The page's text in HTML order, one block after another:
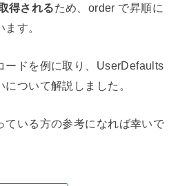
得されるため、order で昇順に
す。
ードを例に取り、UserDefaults
ついて解説しました。
ている方の参考になれば幸いで